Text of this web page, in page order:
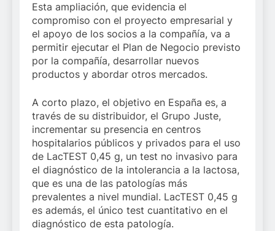
Esta ampliación, que evidencia el
compromiso con el proyecto empresarial y
el apoyo de los socios a la compañía, va a
permitir ejecutar el Plan de Negocio previsto
por la compañía, desarrollar nuevos
productos y abordar otros mercados.
A corto plazo, el objetivo en España es, a
través de su distribuidor, el Grupo Juste,
incrementar su presencia en centros
hospitalarios públicos y privados para el uso
de LacTEST 0,45 g, un test no invasivo para
el diagnóstico de la intolerancia a la lactosa,
que es una de las patologías más
prevalentes a nivel mundial. LacTEST 0,45 g
es además, el único test cuantitativo en el
diagnóstico de esta patología.